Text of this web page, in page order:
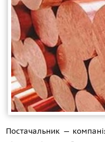
Постачальник —